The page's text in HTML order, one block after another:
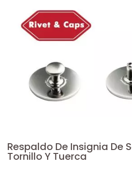
Respaldo De Insignia De
Tornillo Y Tuerca